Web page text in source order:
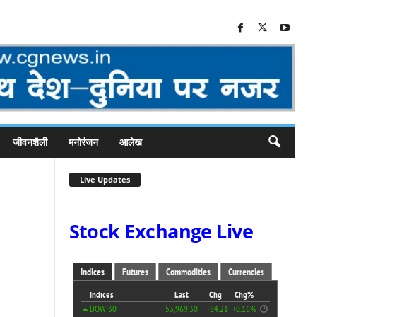
जीवनशैली मनोरंजन आलेख
Live Updates
Stock Exchange Live